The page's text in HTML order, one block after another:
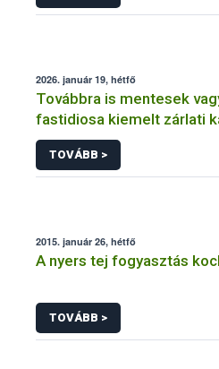
2026. január 19, hétfő
Továbbra is mentesek
fastidiosa kiemelt zárlati
megelőzés
TOVÁBB >
2015. január 26, hétfő
A nyers tej fogyasztás
TOVÁBB >